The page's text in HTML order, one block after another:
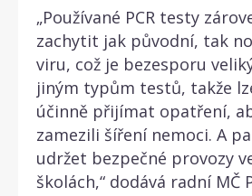
„Používané PCR testy
zachytit jak původní, tak
viru, což je bezesporu
jiným typům testů, takže
účinně přijímat opatření,
zamezili šíření nemoci. A
udržet bezpečné provozy
školách,“ dodává radní MČ